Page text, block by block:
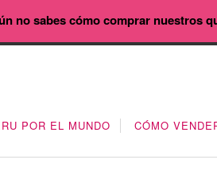
POR EL MUNDO CÓMO
no sabes cómo comprar nuestros